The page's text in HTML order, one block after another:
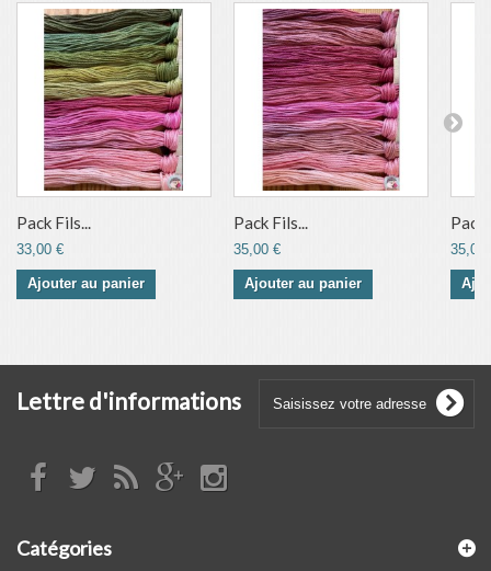
Pack Fils...
33,00 €
Ajouter au panier
Pack Fils...
35,00 €
Ajouter au panier
Pack
35,00
Lettre d'informations
Catégories